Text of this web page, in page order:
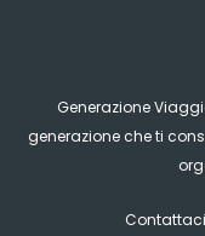
Generazione
generazione che ti